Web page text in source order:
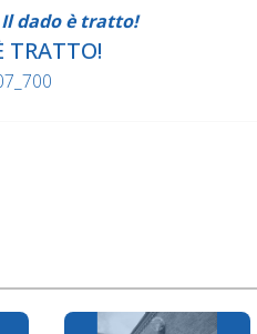
dado è tratto!
TRATTO!